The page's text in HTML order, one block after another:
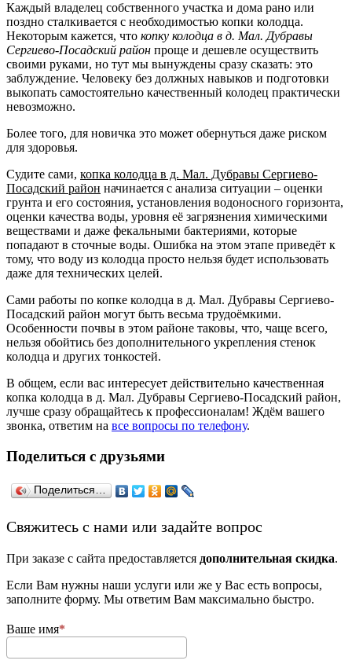
Каждый владелец собственного участка и дома рано или
поздно сталкивается с необходимостью копки колодца.
Некоторым кажется, что копку колодца в д. Мал. Дубравы
Сергиево-Посадский район проще и дешевле осуществить
своими руками, но тут мы вынуждены сразу сказать: это
заблуждение. Человеку без должных навыков и подготовки
выкопать самостоятельно качественный колодец практически
невозможно.
Более того, для новичка это может обернуться даже риском
для здоровья.
Судите сами, копка колодца в д. Мал. Дубравы Сергиево-
Посадский район начинается с анализа ситуации – оценки
грунта и его состояния, установления водоносного горизонта,
оценки качества воды, уровня её загрязнения химическими
веществами и даже фекальными бактериями, которые
попадают в сточные воды. Ошибка на этом этапе приведёт к
тому, что воду из колодца просто нельзя будет использовать
даже для технических целей.
Сами работы по копке колодца в д. Мал. Дубравы Сергиево-
Посадский район могут быть весьма трудоёмкими.
Особенности почвы в этом районе таковы, что, чаще всего,
нельзя обойтись без дополнительного укрепления стенок
колодца и других тонкостей.
В общем, если вас интересует действительно качественная
копка колодца в д. Мал. Дубравы Сергиево-Посадский район,
лучше сразу обращайтесь к профессионалам! Ждём вашего
звонка, ответим на все вопросы по телефону.
Поделиться с друзьями
Поделиться…
­Свяжитесь с нами или задайте вопрос
При заказе с сайта предоставляется дополнительная скидка.
Если Вам нужны наши услуги или же у Вас есть вопросы,
заполните форму. Мы ответим Вам максимально быстро.
Ваше имя